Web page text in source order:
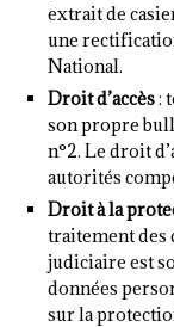
extrait de
une
National.
Droit d’accès:
son propre
n°2. Le droit
autorités
Droit à la
traitement des
judiciaire est
données
sur la